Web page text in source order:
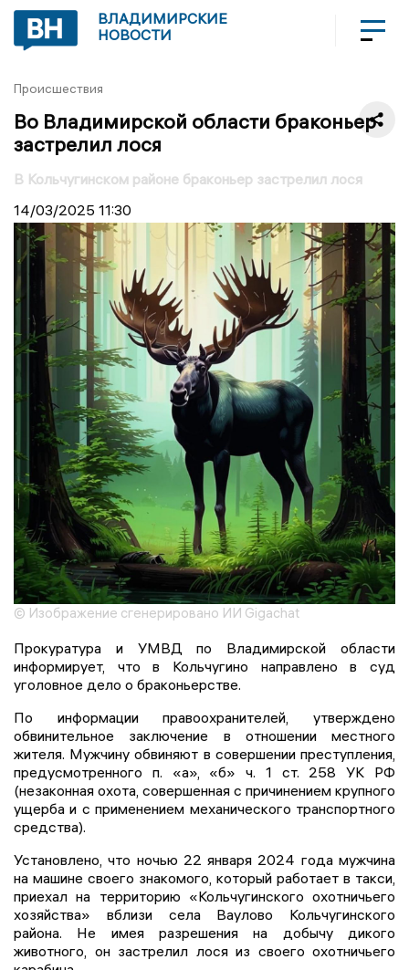
ВЛАДИМИРСКИЕ
НОВОСТИ
Происшествия
Во Владимирской области браконьер
застрелил лося
В Кольчугинском районе браконьер застрелил лося
14/03/2025 11:30
© Изображение сгенерировано ИИ Gigachat
Прокуратура и УМВД по Владимирской области
информирует, что в Кольчугино направлено в суд
уголовное дело о браконьерстве.
По информации правоохранителей, утверждено
обвинительное заключение в отношении местного
жителя. Мужчину обвиняют в совершении преступления,
предусмотренного п. «а», «б» ч. 1 ст. 258 УК РФ
(незаконная охота, совершенная с причинением крупного
ущерба и с применением механического транспортного
средства).
Установлено, что ночью 22 января 2024 года мужчина
на машине своего знакомого, который работает в такси,
приехал на территорию «Кольчугинского охотничьего
хозяйства» вблизи села Ваулово Кольчугинского
района. Не имея разрешения на добычу дикого
животного, он застрелил лося из своего охотничьего